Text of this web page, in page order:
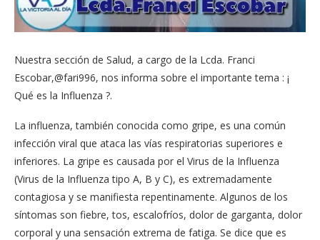
Nuestra sección de Salud, a cargo de la Lcda. Franci
Escobar,@fari996, nos informa sobre el importante tema : ¡
Qué es la Influenza ?.
La influenza, también conocida como gripe, es una común
infección viral que ataca las vías respiratorias superiores e
inferiores. La gripe es causada por el Virus de la Influenza
(Virus de la Influenza tipo A, B y C), es extremadamente
contagiosa y se manifiesta repentinamente. Algunos de los
síntomas son fiebre, tos, escalofríos, dolor de garganta, dolor
corporal y una sensación extrema de fatiga. Se dice que es